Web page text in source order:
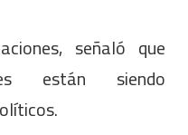
señaló que
están siendo